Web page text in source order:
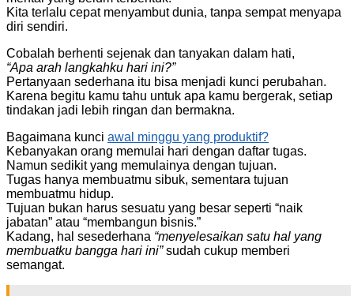
Kita terlalu cepat menyambut dunia, tanpa sempat menyapa
diri sendiri.
Cobalah berhenti sejenak dan tanyakan dalam hati,
“Apa arah langkahku hari ini?”
Pertanyaan sederhana itu bisa menjadi kunci perubahan.
Karena begitu kamu tahu untuk apa kamu bergerak, setiap
tindakan jadi lebih ringan dan bermakna.
Bagaimana kunci awal minggu yang produktif?
Kebanyakan orang memulai hari dengan daftar tugas.
Namun sedikit yang memulainya dengan tujuan.
Tugas hanya membuatmu sibuk, sementara tujuan
membuatmu hidup.
Tujuan bukan harus sesuatu yang besar seperti “naik
jabatan” atau “membangun bisnis.”
Kadang, hal sesederhana “menyelesaikan satu hal yang
membuatku bangga hari ini”sudah cukup memberi
semangat.